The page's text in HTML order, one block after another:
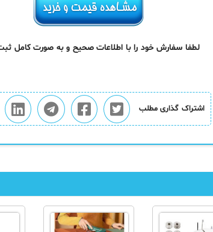
لطفا سفارش خود را با اطلاعات صحیح و به صورت کامل
اشتراک گذاری مطلب